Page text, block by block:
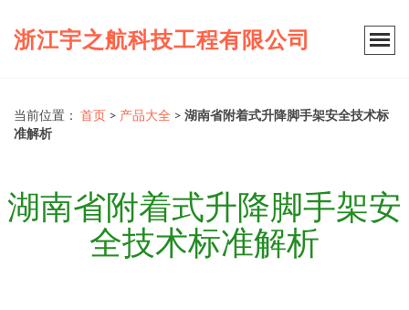
浙江宇之航科技工程有限公司
当前位置： 首页 > 产品大全 > 湖南省附着式升降脚手架安全技术标
准解析
湖南省附着式升降脚手架安
全技术标准解析